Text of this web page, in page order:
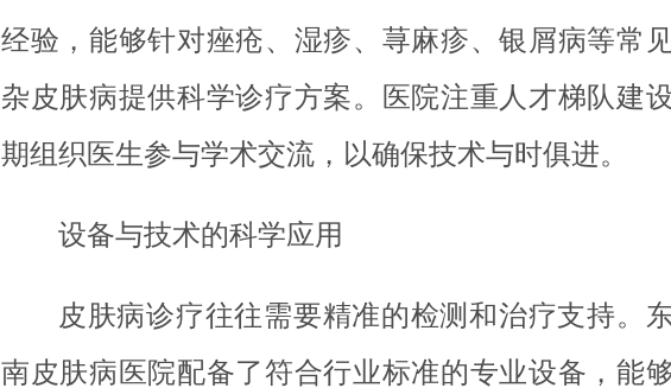
经验，能够针对痤疮、湿疹、荨麻疹、银屑病等常
杂皮肤病提供科学诊疗方案。医院注重人才梯队建
期组织医生参与学术交流，以确保技术与时俱进。
设备与技术的科学应用
皮肤病诊疗往往需要精准的检测和治疗支持。
南皮肤病医院配备了符合行业标准的专业设备，能